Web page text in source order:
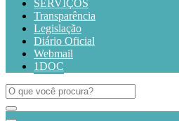
SERVIÇOS
Transparência
Legislação
Diário Oficial
Webmail
1DOC